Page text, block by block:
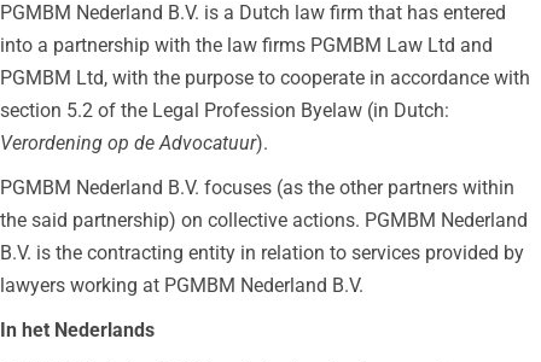
PGMBM Nederland B.V. is a Dutch law firm that has entered
into a partnership with the law firms PGMBM Law Ltd and
PGMBM Ltd, with the purpose to cooperate in accordance with
section 5.2 of the Legal Profession Byelaw (in Dutch:
Verordening op de Advocatuur).
PGMBM Nederland B.V. focuses (as the other partners within
the said partnership) on collective actions. PGMBM Nederland
B.V. is the contracting entity in relation to services provided by
lawyers working at PGMBM Nederland B.V.
In het Nederlands